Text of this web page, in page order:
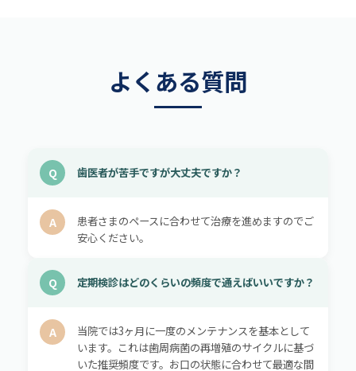
よくある質問
Q 歯医者が苦手ですが大丈夫ですか？
A
患者さまのペースに合わせて治療を進めますのでご
安心ください。
Q 定期検診はどのくらいの頻度で通えばいいですか？
A
当院では3ヶ月に一度のメンテナンスを基本として
います。これは歯周病菌の再増殖のサイクルに基づ
いた推奨頻度です。お口の状態に合わせて最適な間